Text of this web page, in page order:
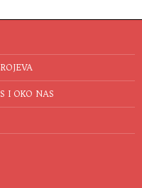
I OKO NAS